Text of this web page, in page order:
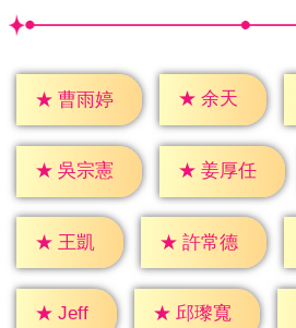
★ 曹雨婷 ★ 余天
★ 吳宗憲 ★ 姜厚任
★ 王凱 ★ 許常德
★ Jeff ★ 邱瓈寬